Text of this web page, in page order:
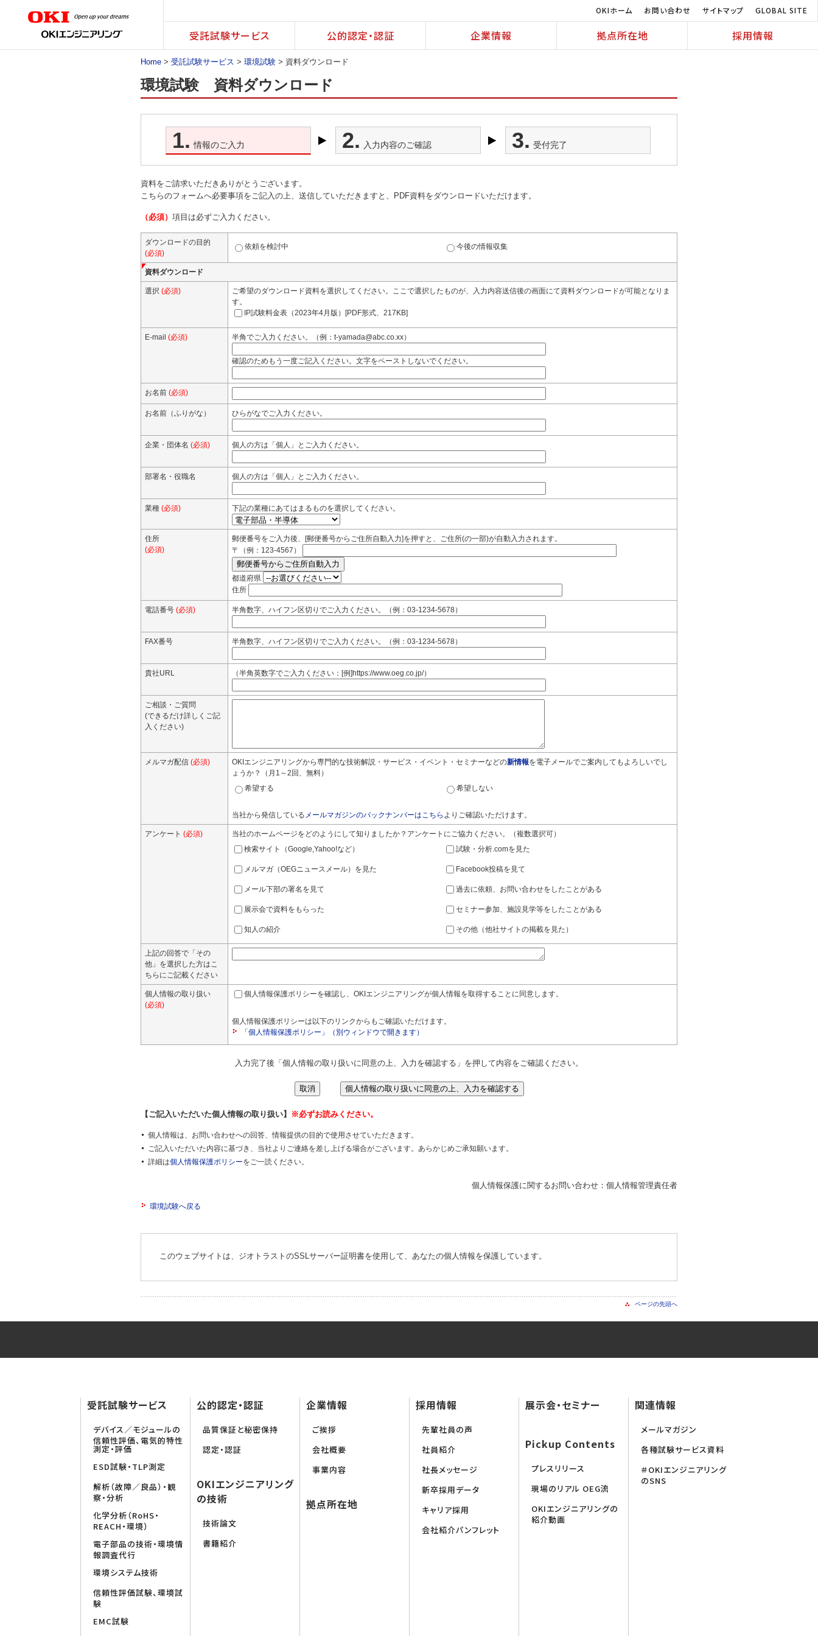
OKIホーム お問い合わせ サイトマップ GLOBAL SITE
受託試験サービス 公的認定・認証 企業情報 拠点所在地 採用情報
Home > 受託試験サービス > 環境試験 > 資料ダウンロード
環境試験 資料ダウンロード
1. 情報のご入力 2. 入力内容のご確認 3. 受付完了
資料をご請求いただきありがとうございます。
こちらのフォームへ必要事項をご記入の上、送信していただきますと、PDF資料をダウンロードいただけます。
（必須） 項目は必ずご入力ください。
ダウンロードの目的
(必須)
依頼を検討中 今後の情報収集
資料ダウンロード
選択 (必須)
ご希望のダウンロード資料を選択してください。ここで選択したものが、入力内容送信後の画面にて資料ダウンロードが可能となりま
す。
IP試験料金表（2023年4月版）[PDF形式、217KB]
E-mail (必須) 半角でご入力ください。（例：t-yamada@abc.co.xx）
確認のためもう一度ご記入ください。文字をペーストしないでください。
お名前 (必須)
お名前（ふりがな） ひらがなでご入力ください。
企業・団体名 (必須) 個人の方は「個人」とご入力ください。
部署名・役職名 個人の方は「個人」とご入力ください。
業種 (必須) 下記の業種にあてはまるものを選択してください。
住所
(必須)
郵便番号をご入力後、[郵便番号からご住所自動入力]を押すと、ご住所(の一部)が自動入力されます。
〒（例：123-4567）
都道府県
住所
電話番号 (必須) 半角数字、ハイフン区切りでご入力ください。（例：03-1234-5678）
FAX番号 半角数字、ハイフン区切りでご入力ください。（例：03-1234-5678）
貴社URL （半角英数字でご入力ください：[例]https://www.oeg.co.jp/）
ご相談・ご質問
(できるだけ詳しくご記
入ください)
メルマガ配信 (必須) OKIエンジニアリングから専門的な技術解説・サービス・イベント・セミナーなどの新情報を電子メールでご案内してもよろしいでし
ょうか？（月1～2回、無料）
希望する
希望しない
当社から発信している メールマガジンのバックナンバーはこちら よりご確認いただけます。
アンケート (必須)
当社のホームページをどのようにして知りましたか？アンケートにご協力ください。（複数選択可）
検索サイト（Google,Yahoo!など）
試験・分析.comを見た
メルマガ（OEGニュースメール）を見た Facebook投稿を見て
メール下部の署名を見て 過去に依頼、お問い合わせをしたことがある
展示会で資料をもらった セミナー参加、施設見学等をしたことがある
知人の紹介 その他（他社サイトの掲載を見た）
上記の回答で「その
他」を選択した方はこ
ちらにご記載ください
個人情報の取り扱い
(必須)
個人情報保護ポリシーを確認し、OKIエンジニアリングが個人情報を取得することに同意します。
個人情報保護ポリシーは以下のリンクからもご確認いただけます。
「個人情報保護ポリシー」（別ウィンドウで開きます）
入力完了後「個人情報の取り扱いに同意の上、入力を確認する」を押して内容をご確認ください。
【ご記入いただいた個人情報の取り扱い】 ※必ずお読みください。
個人情報は、お問い合わせへの回答、情報提供の目的で使用させていただきます。
ご記入いただいた内容に基づき、当社よりご連絡を差し上げる場合がございます。あらかじめご承知願います。
詳細は個人情報保護ポリシーをご一読ください。
個人情報保護に関するお問い合わせ：個人情報管理責任者
環境試験へ戻る
このウェブサイトは、ジオトラストのSSLサーバー証明書を使用して、あなたの個人情報を保護しています。
ページの先頭へ
受託試験サービス
デバイス／モジュールの
信頼性評価、電気的特性
測定・評価
ESD試験・TLP測定
解析（故障／良品）・観
察・分析
化学分析（RoHS・
REACH・環境）
電子部品の技術・環境情
報調査代行
環境システム技術
信頼性評価試験、環境試
験
EMC試験
公的認定・認証
品質保証と秘密保持
認定・認証
OKIエンジニアリング
の技術
技術論文
書籍紹介
企業情報
ご挨拶
会社概要
事業内容
拠点所在地
採用情報
先輩社員の声
社員紹介
社長メッセージ
新卒採用データ
キャリア採用
会社紹介パンフレット
展示会・セミナー
Pickup Contents
プレスリリース
現場のリアル OEG流
OKIエンジニアリングの
紹介動画
関連情報
メールマガジン
各種試験サービス資料
＃OKIエンジニアリング
のSNS